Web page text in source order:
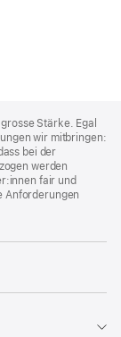
Stärke. Egal
wir mitbringen:
bei der
werden
fair und
Anforderungen